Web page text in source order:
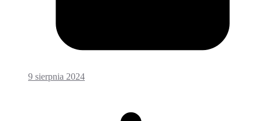
9 sierpnia 2024